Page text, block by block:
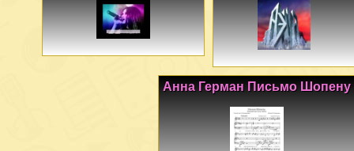
Анна Герман Письмо Шопену